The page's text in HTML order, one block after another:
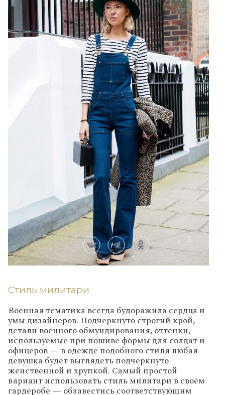
Стиль милитари
Военная тематика всегда будоражила сердца и
умы дизайнеров. Подчеркнуто строгий крой,
детали военного обмундирования, оттенки,
используемые при пошиве формы для солдат и
офицеров — в одежде подобного стиля любая
девушка будет выглядеть подчеркнуто
женственной и хрупкой. Самый простой
вариант использовать стиль милитари в своем
гардеробе — обзавестись соответствующим